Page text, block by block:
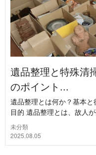
遺品整理と特殊清
のポイント...
遺品整理とは何か？基本
目的 遺品整理とは、故人
未分類
2025.08.05